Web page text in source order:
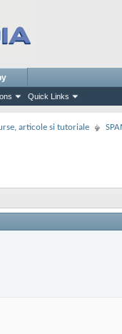
Quick Links
articole si tutoriale